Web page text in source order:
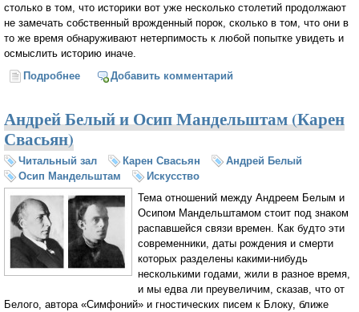
столько в том, что историки вот уже несколько столетий продолжают
не замечать собственный врожденный порок, сколько в том, что они в
то же время обнаруживают нетерпимость к любой попытке увидеть и
осмыслить историю иначе.
Подробнее о История как материал к биографии. Андрей Белый
Добавить комментарий
Андрей Белый и Осип Мандельштам (Карен
Свасьян)
Читальный зал Карен Свасьян
Андрей Белый
Осип Мандельштам
Искусство
Тема отношений между Андреем Белым и
Осипом Мандельштамом стоит под знаком
распавшейся связи времен. Как будто эти
современники, даты рождения и смерти
которых разделены какими-нибудь
несколькими годами, жили в разное время,
и мы едва ли преувеличим, сказав, что от
Белого, автора «Симфоний» и гностических писем к Блоку, ближе